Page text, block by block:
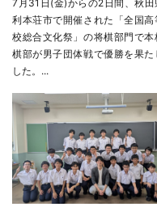
7月31日(金)からの2日間、秋田
利本荘市で開催された「全国高
校総合文化祭」の将棋部門で本
棋部が男子団体戦で優勝を果た
した。...